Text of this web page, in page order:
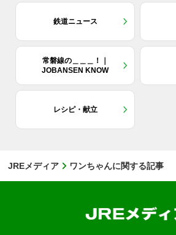
鉄道ニュース
常磐線の＿＿＿！｜
JOBANSEN KNOW
レシピ・献立
JREメディア ワンちゃんに関する記事